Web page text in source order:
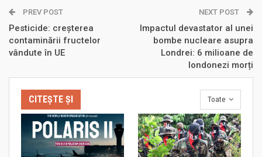
PREV POST
Pesticide: creșterea
contaminării fructelor
vândute în UE
NEXT POST
Impactul devastator al unei
bombe nucleare asupra
Londrei: 6 milioane de
londonezi morți
Toate
CITEȘTE ȘI